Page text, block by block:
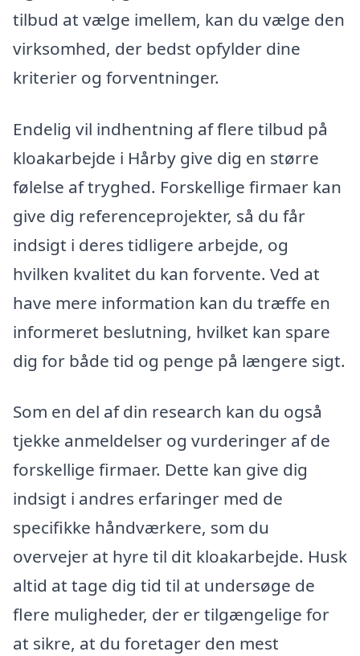
tilbud at vælge imellem, kan du vælge den
virksomhed, der bedst opfylder dine
kriterier og forventninger.
Endelig vil indhentning af flere tilbud på
kloakarbejde i Hårby give dig en større
følelse af tryghed. Forskellige firmaer kan
give dig referenceprojekter, så du får
indsigt i deres tidligere arbejde, og
hvilken kvalitet du kan forvente. Ved at
have mere information kan du træffe en
informeret beslutning, hvilket kan spare
dig for både tid og penge på længere sigt.
Som en del af din research kan du også
tjekke anmeldelser og vurderinger af de
forskellige firmaer. Dette kan give dig
indsigt i andres erfaringer med de
specifikke håndværkere, som du
overvejer at hyre til dit kloakarbejde. Husk
altid at tage dig tid til at undersøge de
flere muligheder, der er tilgængelige for
at sikre, at du foretager den mest